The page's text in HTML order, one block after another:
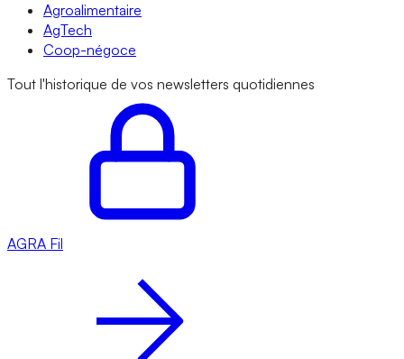
Agroalimentaire
AgTech
Coop-négoce
Tout l'historique de vos newsletters quotidiennes
AGRA Fil